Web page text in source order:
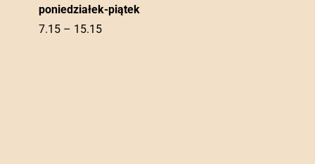
poniedziałek-piątek
7.15 – 15.15